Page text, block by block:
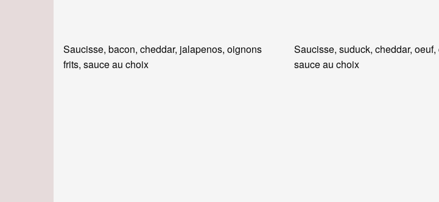
Saucisse, bacon, cheddar, jalapenos, oignons
frits, sauce au choix
Saucisse, suduck, cheddar,
sauce au choix